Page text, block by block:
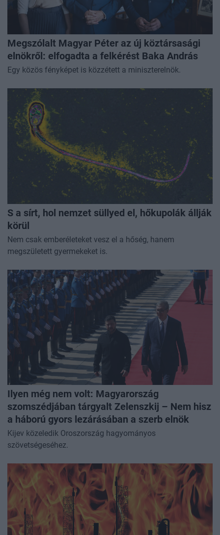
Megszólalt Magyar Péter az új köztársasági
elnökről: elfogadta a felkérést Baka András
Egy közös fényképet is közzétett a miniszterelnök.
S a sírt, hol nemzet süllyed el, hőkupolák állják
körül
Nem csak emberéleteket vesz el a hőség, hanem
megszületett gyermekeket is.
Ilyen még nem volt: Magyarország
szomszédjában tárgyalt Zelenszkij – Nem hisz
a háború gyors lezárásában a szerb elnök
Kijev közeledik Oroszország hagyományos
szövetségeséhez.